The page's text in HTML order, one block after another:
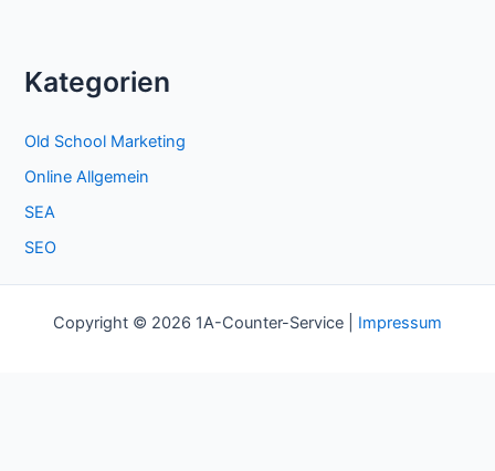
Kategorien
Old School Marketing
Online Allgemein
SEA
SEO
Copyright © 2026 1A-Counter-Service | Impressum